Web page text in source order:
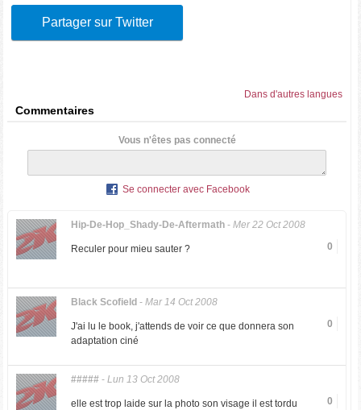
Partager sur Twitter
Dans d'autres langues
Commentaires
Vous n'êtes pas connecté
Se connecter avec Facebook
Hip-De-Hop_Shady-De-Aftermath- Mer 22 Oct 2008
0
Reculer pour mieu sauter ?
Black Scofield - Mar 14 Oct 2008
0
J'ai lu le book, j'attends de voir ce que donnera son
adaptation ciné
#####- Lun 13 Oct 2008
0
elle est trop laide sur la photo son visage il est tordu